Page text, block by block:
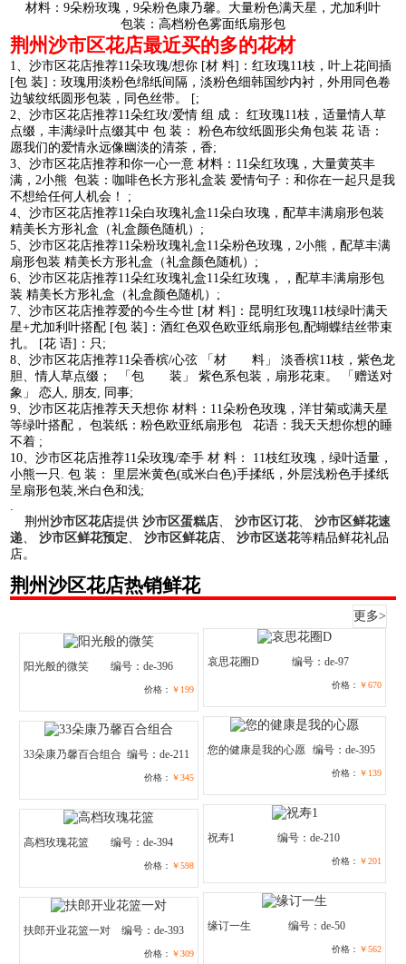
材料：9朵粉玫瑰，9朵粉色康乃馨。大量粉色满天星，尤加利叶
包装：高档粉色雾面纸扇形包
荆州沙市区花店最近买的多的花材
1、沙市区花店推荐11朵玫瑰/想你 [材 料]：红玫瑰11枝，叶上花间插
[包 装]：玫瑰用淡粉色绵纸间隔，淡粉色细韩国纱内衬，外用同色卷
边皱纹纸圆形包装，同色丝带。 [;
2、沙市区花店推荐11朵红玫/爱情 组 成： 红玫瑰11枝，适量情人草
点缀，丰满绿叶点缀其中 包 装： 粉色布纹纸圆形尖角包装 花 语：
愿我们的爱情永远像幽淡的清茶，香;
3、沙市区花店推荐和你一心一意 材料：11朵红玫瑰，大量黄英丰
满，2小熊 包装：咖啡色长方形礼盒装 爱情句子：和你在一起只是我
不想给任何人机会！ ;
4、沙市区花店推荐11朵白玫瑰礼盒11朵白玫瑰，配草丰满扇形包装
精美长方形礼盒（礼盒颜色随机）;
5、沙市区花店推荐11朵粉玫瑰礼盒11朵粉色玫瑰，2小熊，配草丰满
扇形包装 精美长方形礼盒（礼盒颜色随机）;
6、沙市区花店推荐11朵红玫瑰礼盒11朵红玫瑰，，配草丰满扇形包
装 精美长方形礼盒（礼盒颜色随机）;
7、沙市区花店推荐爱的今生今世 [材 料]：昆明红玫瑰11枝绿叶满天
星+尤加利叶搭配 [包 装]：酒红色双色欧亚纸扇形包,配蝴蝶结丝带束
扎。 [花 语]：只;
8、沙市区花店推荐11朵香槟/心弦 「材 料」 淡香槟11枝，紫色龙
胆、情人草点缀； 「包 装」 紫色系包装，扇形花束。 「赠送对
象」 恋人, 朋友, 同事;
9、沙市区花店推荐天天想你 材料：11朵粉色玫瑰，洋甘菊或满天星
等绿叶搭配， 包装纸：粉色欧亚纸扇形包 花语：我天天想你想的睡
不着 ;
10、沙市区花店推荐11朵玫瑰/牵手 材 料： 11枝红玫瑰，绿叶适量，
小熊一只. 包 装： 里层米黄色(或米白色)手揉纸，外层浅粉色手揉纸
呈扇形包装,米白色和浅;
.
荆州沙市区花店提供沙市区蛋糕店、沙市区订花、沙市区鲜花速
递、沙市区鲜花预定、沙市区鲜花店、沙市区送花等精品鲜花礼品
店。
荆州沙区花店热销鲜花
更多>
阳光般的微笑 编号：de-396
价格： ￥199
哀思花圈D 编号：de-97
价格： ￥670
33朵康乃馨百合组合 编号：de-211
价格： ￥345
您的健康是我的心愿 编号：de-395
价格： ￥139
高档玫瑰花篮 编号：de-394
价格： ￥598
祝寿1 编号：de-210
价格： ￥201
扶郎开业花篮一对 编号：de-393
价格： ￥309
缘订一生 编号：de-50
价格： ￥562